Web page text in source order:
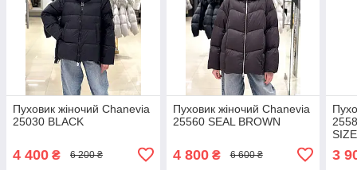
Пуховик жіночий Chanevia
25030 BLACK
4 400 ₴ 6 200 ₴
Пуховик жіночий Chanevia
25560 SEAL BROWN
4 800₴ 6 600 ₴ 3